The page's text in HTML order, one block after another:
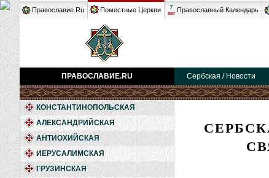
Православие.Ru Поместные Церкви 7
авг Православный Календарь
ПРАВОСЛАВИЕ.RU Сербская / Новости
КОНСТАНТИНОПОЛЬСКАЯ
АЛЕКСАНДРИЙСКАЯ
АНТИОХИЙСКАЯ
ИЕРУСАЛИМСКАЯ
ГРУЗИНСКАЯ